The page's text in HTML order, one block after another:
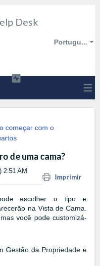
Desk
Portugu...
começar com o
de uma cama?
Imprimir
2:51 AM
escolher o tipo e
na Vista de Cama.
você pode customizá-
Gestão da Propriedade e